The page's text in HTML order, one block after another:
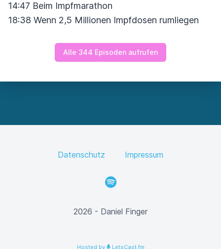
14:47 Beim Impfmarathon
18:38 Wenn 2,5 Millionen Impfdosen rumliegen
Alle 344 Episoden aufrufen
Datenschutz Impressum
Spotify
2026 - Daniel Finger
Hosted by LetsCast.fm